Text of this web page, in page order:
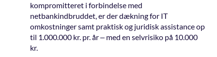
kompromitteret i forbindelse med
netbankindbruddet, er der dækning for IT
omkostninger samt praktisk og juridisk assistance op
til 1.000.000 kr. pr. år – med en selvrisiko på 10.000
kr.